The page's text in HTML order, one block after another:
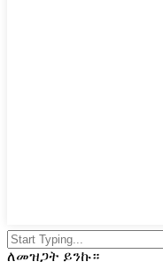
ለመዝጋት ይንኩ።